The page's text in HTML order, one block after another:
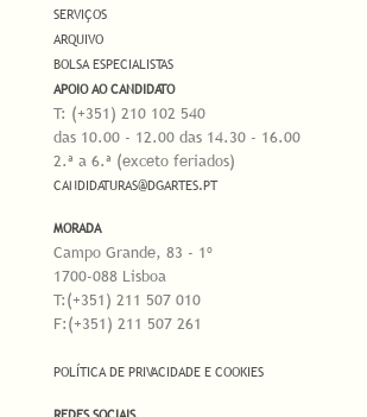
SERVIÇOS
ARQUIVO
BOLSA ESPECIALISTAS
APOIO AO CANDIDATO
T: (+351) 210 102 540
das 10.00 - 12.00 das 14.30 - 16.00
2.ª a 6.ª (exceto feriados)
CANDIDATURAS@DGARTES.PT
MORADA
Campo Grande, 83 - 1º
1700-088 Lisboa
T:(+351) 211 507 010
F:(+351) 211 507 261
POLÍTICA DE PRIVACIDADE E COOKIES